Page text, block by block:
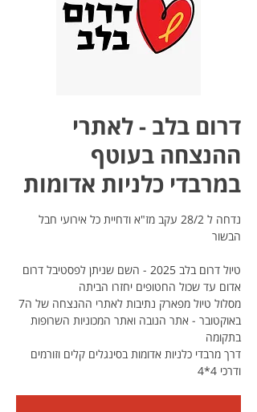
דרום בלב - לאתרי
ההנצחה בעוטף
במרבדי כלניות אדומות
נדחה ל 28/2 עקב מז"א ודחיית כל אירועי חבל
טיול דרום בלב 2025 - השם שניתן לפסטיבל דרום
מסלול טיול מפארק נתיבות לאתרי ההנצחה של ה7
באוקטובר - אתר הנובה ואתר המכוניות השרופות
דרך מרבדי כלניות אדומות בסינגלים קלים וזורמים
ודרכי 4*4